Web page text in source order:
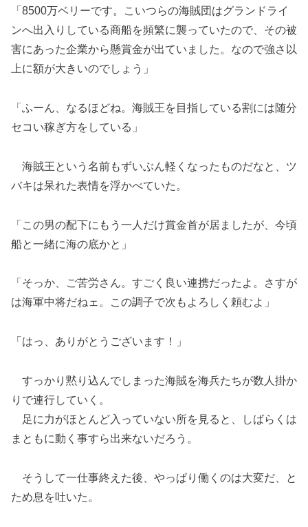
「8500万ベリーです。こいつらの海賊団はグランドライ
ンへ出入りしている商船を頻繁に襲っていたので、その被
害にあった企業から懸賞金が出ていました。なので強さ以
上に額が大きいのでしょう」
「ふーん、なるほどね。海賊王を目指している割には随分
セコい稼ぎ方をしている」
海賊王という名前もずいぶん軽くなったものだなと、ツ
バキは呆れた表情を浮かべていた。
「この男の配下にもう一人だけ賞金首が居ましたが、今頃
船と一緒に海の底かと」
「そっか、ご苦労さん。すごく良い連携だったよ。さすが
は海軍中将だねェ。この調子で次もよろしく頼むよ」
「はっ、ありがとうございます！」
すっかり黙り込んでしまった海賊を海兵たちが数人掛か
りで連行していく。
足に力がほとんど入っていない所を見ると、しばらくは
まともに動く事すら出来ないだろう。
そうして一仕事終えた後、やっぱり働くのは大変だ、と
ため息を吐いた。